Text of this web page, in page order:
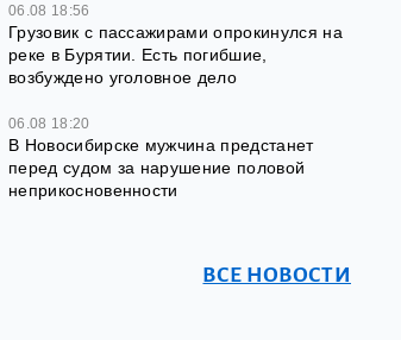
06.08 18:56
Грузовик с пассажирами опрокинулся на
реке в Бурятии. Есть погибшие,
возбуждено уголовное дело
06.08 18:20
В Новосибирске мужчина предстанет
перед судом за нарушение половой
неприкосновенности
ВСЕ НОВОСТИ